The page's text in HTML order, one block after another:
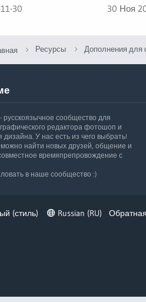
н
и
30 30 Ноя
Ресурсы Дополнения для
- русскоязычное сообщество для
редактора фотошоп и
дизайна. У нас есть из чего выбрать!
можно найти новых друзей, общение и
времяпрепровождение с
в наше сообщество :)
(стиль) Russian (RU)